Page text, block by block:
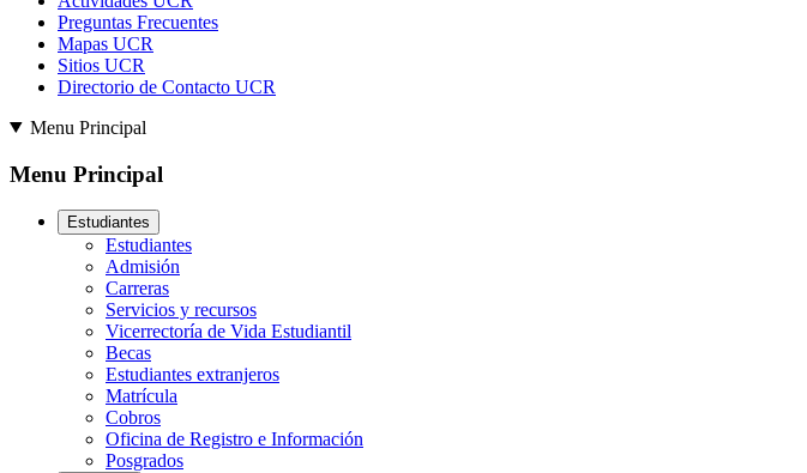
Preguntas Frecuentes
Mapas UCR
Sitios UCR
Directorio de Contacto UCR
Menu Principal
Menu Principal
Estudiantes
Estudiantes
Admisión
Carreras
Servicios y recursos
Vicerrectoría de Vida Estudiantil
Becas
Estudiantes extranjeros
Matrícula
Cobros
Oficina de Registro e Información
Posgrados